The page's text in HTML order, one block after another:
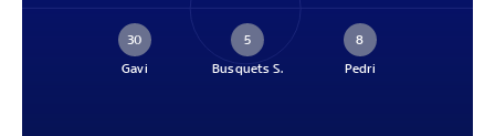
30
Gavi
5
Busquets S.
8
Pedri